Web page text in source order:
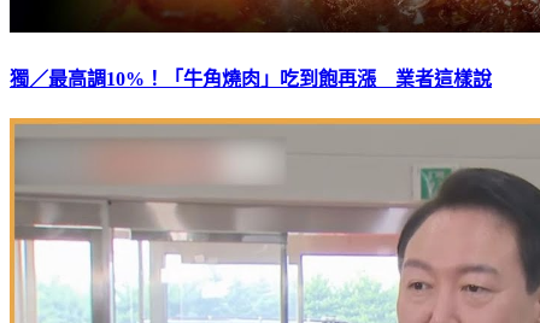
獨／最高調10%！「牛角燒肉」吃到飽再漲 業者這樣說